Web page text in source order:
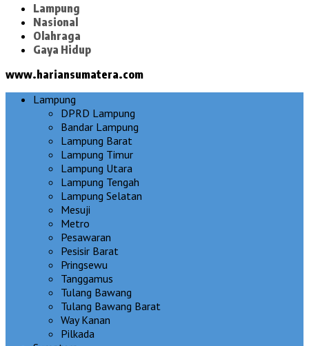
Lampung
Nasional
Olahraga
Gaya Hidup
www.hariansumatera.com
Lampung
DPRD Lampung
Bandar Lampung
Lampung Barat
Lampung Timur
Lampung Utara
Lampung Tengah
Lampung Selatan
Mesuji
Metro
Pesawaran
Pesisir Barat
Pringsewu
Tanggamus
Tulang Bawang
Tulang Bawang Barat
Way Kanan
Pilkada